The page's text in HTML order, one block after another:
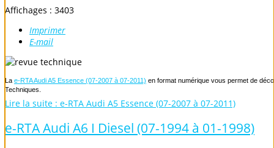
Affichages : 3403
Imprimer
E-mail
La e-RTA Audi A5 Essence (07-2007 à 07-2011) en format numérique vous permet de
Techniques.
Lire la suite : e-RTA Audi A5 Essence (07-2007 à 07-2011)
e-RTA Audi A6 I Diesel (07-1994 à 01-1998)